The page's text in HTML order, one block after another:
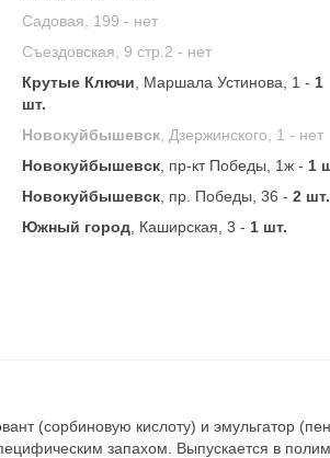
Садовая, 199 - нет
Съездовская, 9 стр.2 - нет
Крутые Ключи , Маршала Устинова, 1 - 1
шт.
Новокуйбышевск , Дзержинского, 1 - нет
Новокуйбышевск , пр-кт Победы, 1ж - 1
Новокуйбышевск , пр. Победы, 36 -2 шт.
Южный город , Каширская, 3 - 1 шт.
(сорбиновую кислоту) и эмульгатор
запахом. Выпускается в